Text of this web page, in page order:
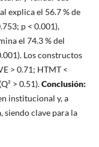
explica el 56.7 % de
p < 0.001),
el 74.3 % del
Los constructos
> 0.71; HTMT <
> 0.51).Conclusión:
institucional y, a
siendo clave para la